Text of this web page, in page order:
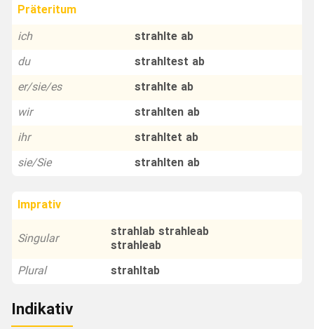
Präteritum
ich
strahlte ab
du
strahltest ab
er/sie/es
strahlte ab
wir
strahlten ab
ihr
strahltet ab
sie/Sie
strahlten ab
Imprativ
Singular
strahlab strahleab
strahleab
Plural
strahltab
Indikativ